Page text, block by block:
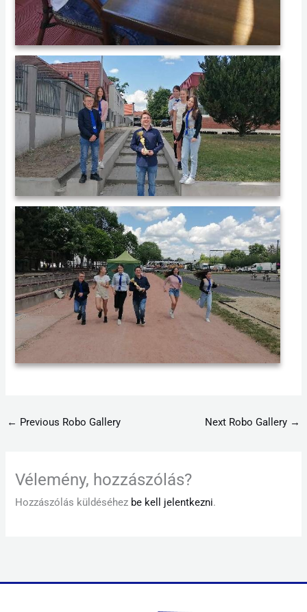
← Previous Robo Gallery Next Robo Gallery →
Vélemény, hozzászólás?
Hozzászólás küldéséhez be kell jelentkezni.